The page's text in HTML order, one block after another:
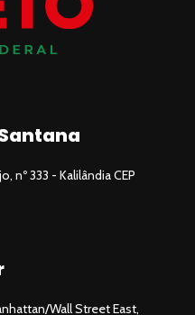
nº 333 - Kalilândia CEP
Wall Street East,